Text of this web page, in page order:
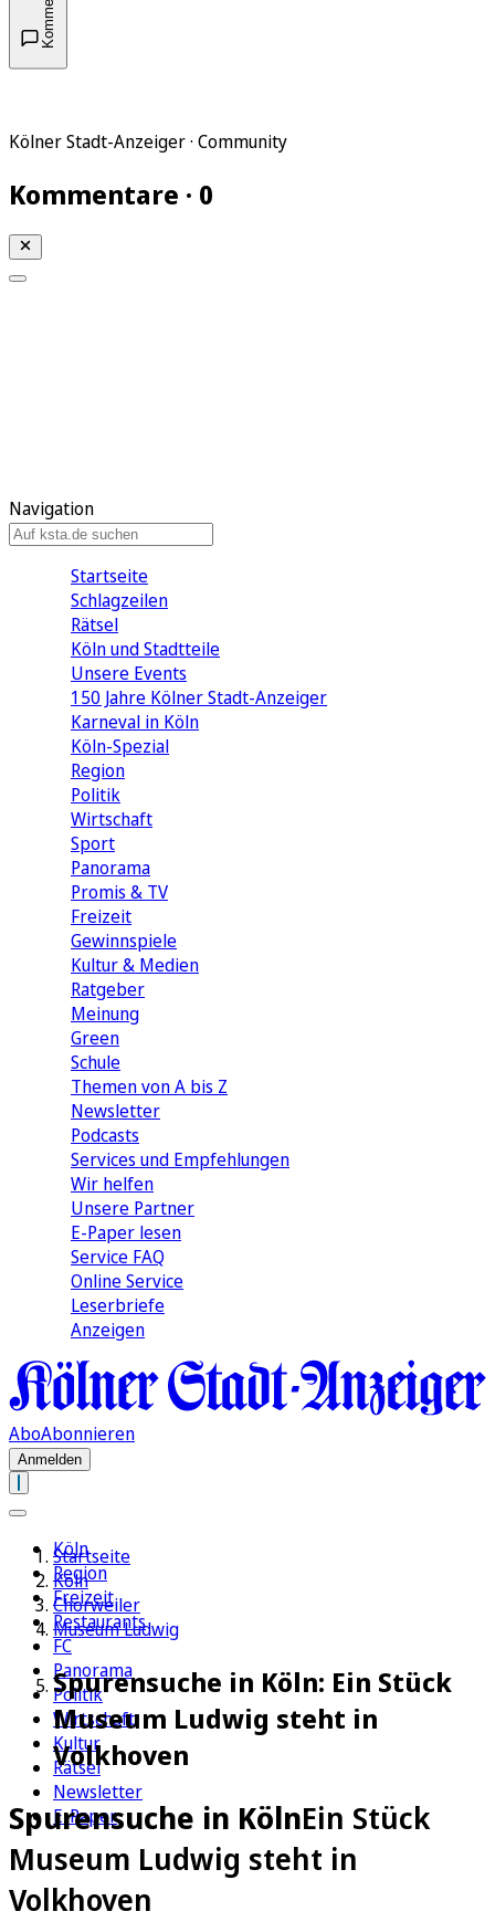
Kölner Stadt-Anzeiger · Community
Kommentare · 0
Navigation
Startseite
Schlagzeilen
Rätsel
Köln und Stadtteile
Unsere Events
150 Jahre Kölner Stadt-Anzeiger
Karneval in Köln
Köln-Spezial
Region
Politik
Wirtschaft
Sport
Panorama
Promis & TV
Freizeit
Gewinnspiele
Kultur & Medien
Ratgeber
Meinung
Green
Schule
Themen von A bis Z
Newsletter
Podcasts
Services und Empfehlungen
Wir helfen
Unsere Partner
E-Paper lesen
Service FAQ
Online Service
Leserbriefe
Anzeigen
AboAbonnieren
Anmelden
Köln
Region
Freizeit
Restaurants
FC
Panorama
Politik
Wirtschaft
Kultur
Rätsel
Newsletter
E-Paper
Startseite
Köln
Chorweiler
Museum Ludwig
Spurensuche in Köln: Ein Stück
Museum Ludwig steht in
Volkhoven
Spurensuche in KölnEin Stück
Museum Ludwig steht in
Volkhoven